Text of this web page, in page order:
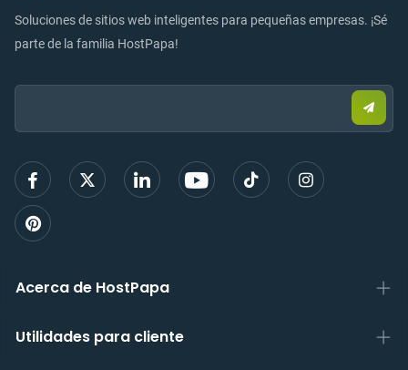
Soluciones de sitios web inteligentes para pequeñas empresas. ¡Sé
parte de la familia HostPapa!
Email:
para
Acerca de HostPapa
Utilidades para cliente